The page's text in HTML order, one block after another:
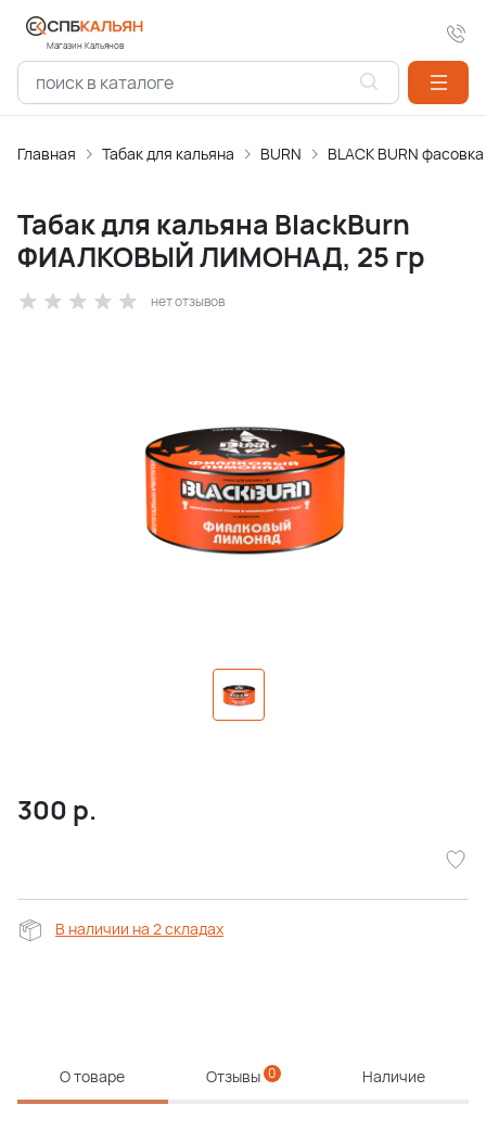
Магазин Кальянов
Главная Табак для кальяна BURN BLACK BURN
Табак для кальяна BlackBurn
ФИАЛКОВЫЙ ЛИМОНАД, 25 гр
нет отзывов
300 р.
В наличии на 2 складах
О товаре Отзывы 0 Наличие